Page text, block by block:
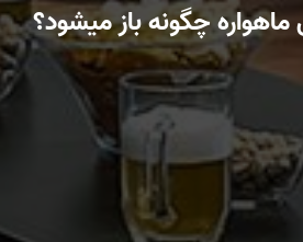
چگونه باز میشود؟